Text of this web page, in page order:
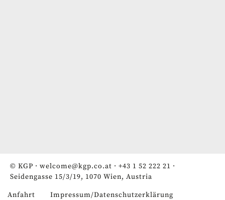
© KGP · welcome@kgp.co.at · +43 1 52 222 21 ·
Seidengasse 15/3/19, 1070 Wien, Austria
Anfahrt Impressum/Datenschutzerklärung